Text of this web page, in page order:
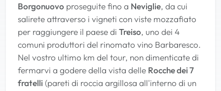
Borgonuovo proseguite fino a Neviglie, da cui
salirete attraverso i vigneti con viste mozzafiato
per raggiungere il paese di Treiso, uno dei 4
comuni produttori del rinomato vino Barbaresco.
Nel vostro ultimo km del tour, non dimenticate di
fermarvi a godere della vista delle Rocche dei 7
fratelli (pareti di roccia argillosa all'interno di un